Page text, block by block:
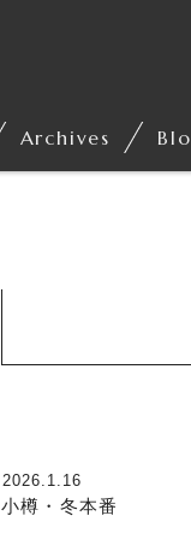
Archives
2026.1.16
小樽・冬本番